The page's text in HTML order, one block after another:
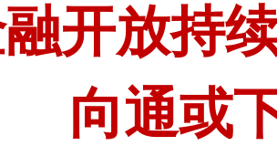
开放持
向通或